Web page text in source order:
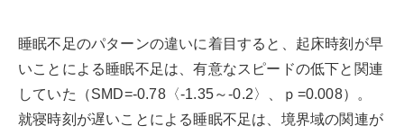
睡眠不足のパターンの違いに着目すると、起床時刻が早
いことによる睡眠不足は、有意なスピードの低下と関連
していた（SMD=-0.78〈-1.35～-0.2〉、ｐ=0.008）。
就寝時刻が遅いことによる睡眠不足は、境界域の関連が